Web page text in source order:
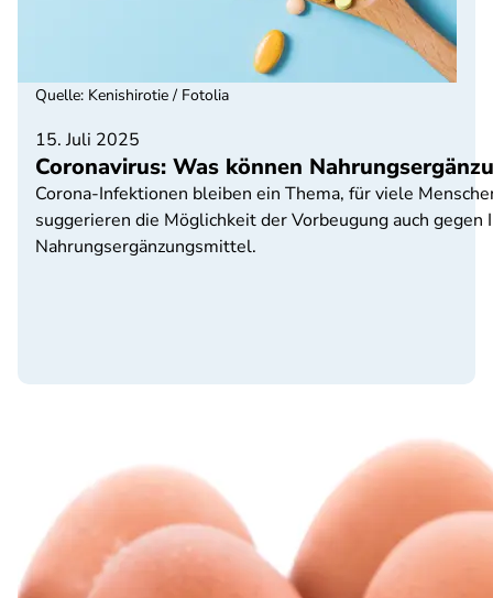
15. Juli 2025
Coronavirus: Was können
Corona-Infektionen bleiben ein Thema, für viele
suggerieren die Möglichkeit der Vorbeugung auch
Nahrungsergänzungsmittel.
Quelle: Kenishirotie / Fotolia